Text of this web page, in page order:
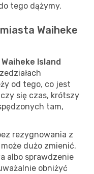
tego dążymy.
Waiheke
Island
od tego, co jest
się czas, krótszy
tam,
rezygnowania z
dużo zmienić.
albo sprawdzenie
obniżyć